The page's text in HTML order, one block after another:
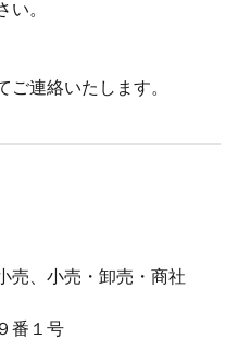
い。
ご連絡いたします。
売、小売・卸売・商社
番１号